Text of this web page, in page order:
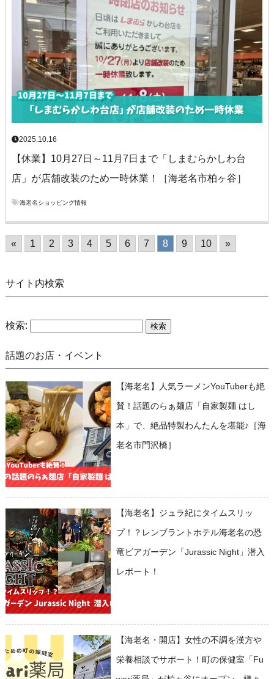
2025.10.16
【休業】10月27日～11月7日まで「しまむらかしわ台
店」が店舗改装のため一時休業！［海老名市柏ヶ谷］
海老名ショッピング情報
« 1 2 3 4 5 6 7 8 9 10 »
サイト内検索
検索:
話題のお店・イベント
【海老名】人気ラーメンYouTuberも絶
賛！話題のらぁ麺店「自家製麺 はし
本」で、絶品特製わんたんを堪能♪［海
老名市門沢橋］
【海老名】ジュラ紀にタイムスリッ
プ！？レンブラントホテル海老名の恐
竜ビアガーデン「Jurassic Night」潜入
レポート！
【海老名・開店】女性の不調を漢方や
栄養相談でサポート！町の保健室「Fu